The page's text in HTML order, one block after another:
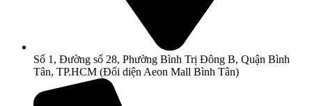
Số 1, Đường số 28, Phường Bình Trị Đông B, Quận Bình
Tân, TP.HCM (Đối diện Aeon Mall Bình Tân)